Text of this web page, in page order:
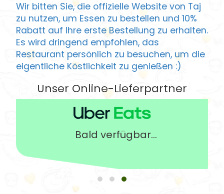
Wir bitten Sie, die offizielle Website von Taj
zu nutzen, um Essen zu bestellen und 10%
Rabatt auf Ihre erste Bestellung zu erhalten.
Es wird dringend empfohlen, das
Restaurant persönlich zu besuchen, um die
eigentliche Köstlichkeit zu genießen :)
Unser Online-Lieferpartner
Bald verfügbar...